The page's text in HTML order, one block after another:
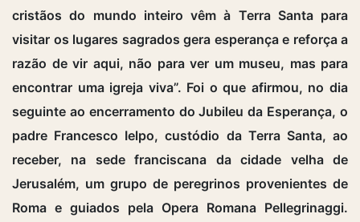
cristãos do mundo inteiro vêm à Terra Santa para
visitar os lugares sagrados gera esperança e reforça a
razão de vir aqui, não para ver um museu, mas para
encontrar uma igreja viva”. Foi o que afirmou, no dia
seguinte ao encerramento do Jubileu da Esperança, o
padre Francesco Ielpo, custódio da Terra Santa, ao
receber, na sede franciscana da cidade velha de
Jerusalém, um grupo de peregrinos provenientes de
Roma e guiados pela Opera Romana Pellegrinaggi.